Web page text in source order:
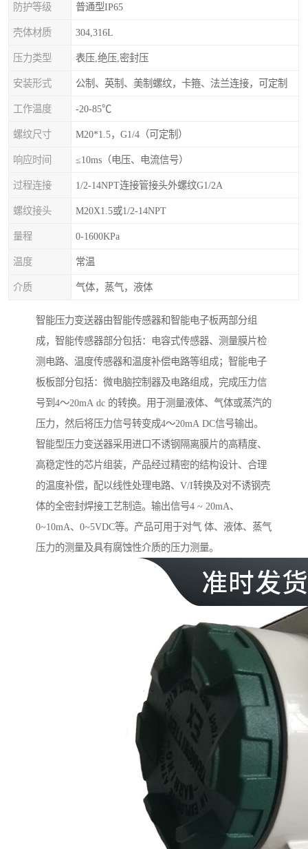
防护等级 普通型IP65
壳体材质 304,316L
压力类型 表压,绝压,密封压
安装形式 公制、英制、美制螺纹，卡箍、法兰连接，可定制
工作温度 -20-85℃
螺纹尺寸 M20*1.5，G1/4（可定制）
响应时间 ≤10ms（电压、电流信号）
过程连接 1/2-14NPT连接管接头外螺纹G1/2A
螺纹接头 M20X1.5或1/2-14NPT
量程 0-1600KPa
温度 常温
介质 气体，蒸气，液体
智能压力变送器由智能传感器和智能电子板两部分组
成，智能传感器部分包括：电容式传感器、测量膜片检
测电路、温度传感器和温度补偿电路等组成；智能电子
板板部分包括：微电脑控制器及电路组成，完成压力信
号到4～20mA dc 的转换。用于测量液体、气体或蒸汽的
压力，然后将压力信号转变成4～20mA DC信号输出。
智能型压力变送器采用进口不诱钢隔离膜片的高精度、
高稳定性的芯片组装，产品经过精密的结构设计、合理
的温度补偿，配以线性处理电路、V/I转换及对不诱钢壳
体的全密封焊接工艺制造。输出信号4 ~ 20mA、
0~10mA、0~5VDC等。产品可用于对气 体、液体、蒸气
压力的测量及具有腐蚀性介质的压力测量。